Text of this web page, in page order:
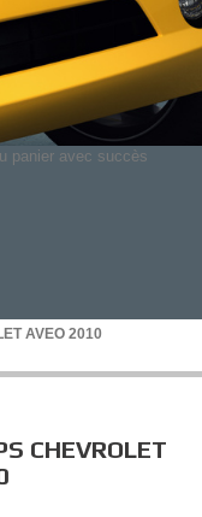
panier avec succès
AVEO 2010
CHEVROLET